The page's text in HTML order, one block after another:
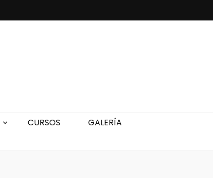
CURSOS
GALERÍA